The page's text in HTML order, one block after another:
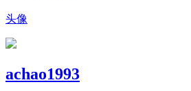
头像
achao1993